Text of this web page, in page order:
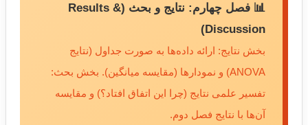
📊 فصل چهارم: نتایج و بحث (Results &
Discussion)
بخش نتایج: ارائه داده‌ها به صورت جداول (نتایج
ANOVA) و نمودارها (مقایسه میانگین). بخش بحث:
تفسیر علمی نتایج (چرا این اتفاق افتاد؟) و مقایسه
آن‌ها با نتایج فصل دوم.